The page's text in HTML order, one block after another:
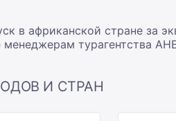
в африканской стране за
турагентства
И СТРАН